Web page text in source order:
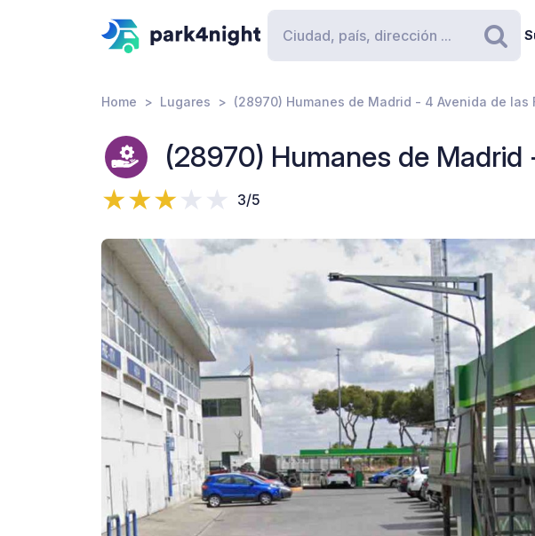
Home Lugares (28970) Humanes de Madrid - 4 Avenida de las
(28970) Humanes de
3/5